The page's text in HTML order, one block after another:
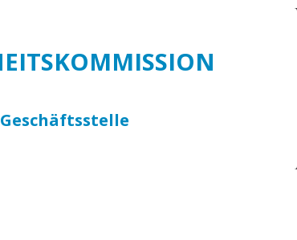
Geschäftsstelle